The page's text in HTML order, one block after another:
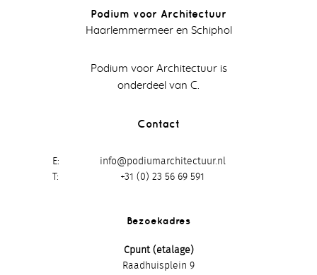
Podium voor Architectuur
Haarlemmermeer en Schiphol
Podium voor Architectuur is
onderdeel van C.
Contact
E
info@podiumarchitectuur.nl
+31 (0) 23 56 69 591
Bezoekadres
Cpunt (etalage)
Raadhuisplein 9